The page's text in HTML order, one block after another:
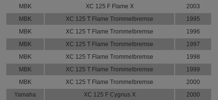
MBK
XC 125 F Flame X
2003
MBK
XC 125 T Flame Trommelbremse
1995
MBK
XC 125 T Flame Trommelbremse
1996
MBK
XC 125 T Flame Trommelbremse
1997
MBK
XC 125 T Flame Trommelbremse
1998
MBK
XC 125 T Flame Trommelbremse
1999
MBK
XC 125 T Flame Trommelbremse
2000
Yamaha
XC 125 F Cygnus X
2000